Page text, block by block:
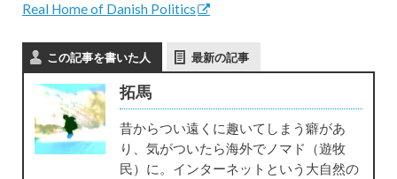
Real Home of Danish Politics
この記事を書いた人 最新の記事
拓馬
昔からつい遠くに趣いてしまう癖があ
り、気がついたら海外でノマド（遊牧
民）に。インターネットという大自然の